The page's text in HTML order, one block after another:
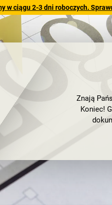
ciągu 2-3 dni roboczych.
Znają
Koniec!
Jako
biura,